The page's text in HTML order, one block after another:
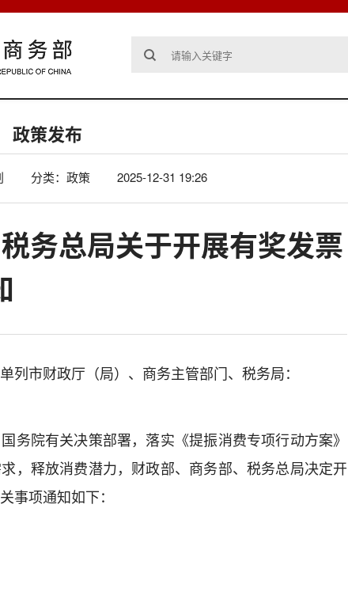
政策发布
分类：政策 2025-12-31 19:26
务总局关于开展有奖发票
列市财政厅（局）、商务主管部门、税务局：
院有关决策部署，落实《提振消费专项行动方案》
，释放消费潜力，财政部、商务部、税务总局决定开
事项通知如下：